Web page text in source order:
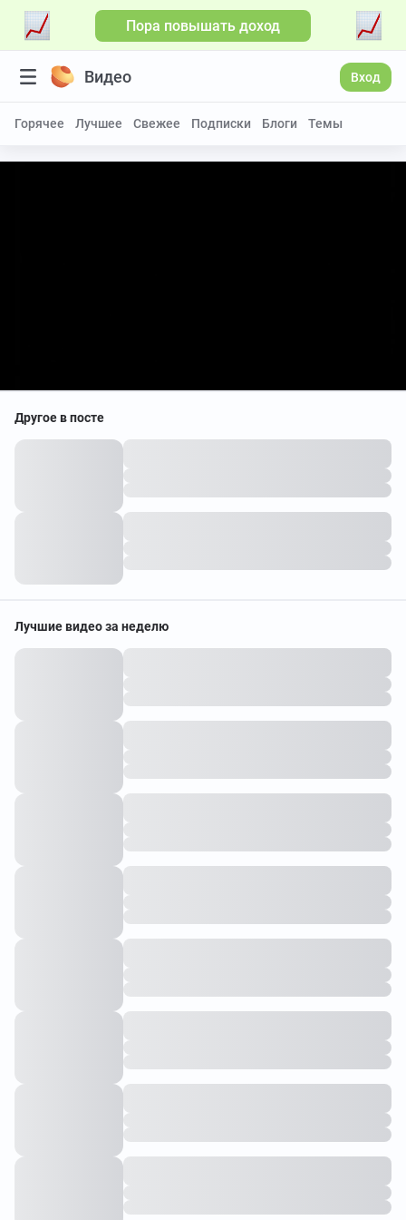
Пора повышать доход
Видео Вход
Горячее Лучшее Свежее Подписки Блоги Темы
Другое в посте
Лучшие видео за неделю